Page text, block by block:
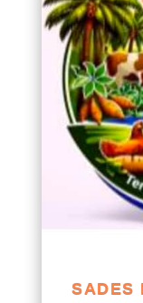
SADES